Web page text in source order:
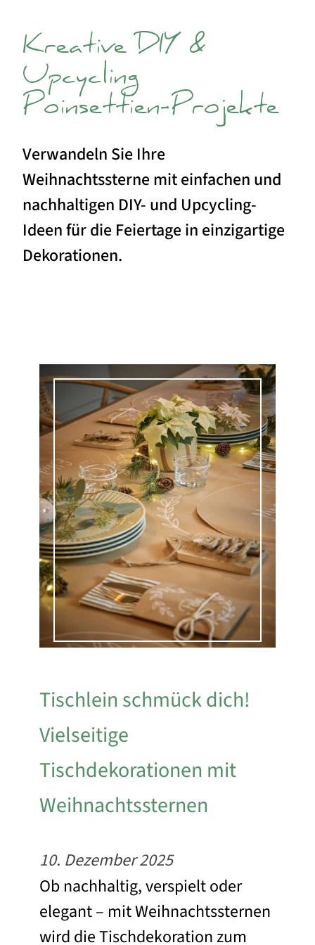
Kreative DIY &
Upcycling
Poinsettien-Projekte
Verwandeln Sie Ihre
Weihnachtssterne mit einfachen und
nachhaltigen DIY- und Upcycling-
Ideen für die Feiertage in einzigartige
Dekorationen.
Tischlein schmück dich!
Vielseitige
Tischdekorationen mit
Weihnachtssternen
10. Dezember 2025
Ob nachhaltig, verspielt oder
elegant – mit Weihnachtssternen
wird die Tischdekoration zum